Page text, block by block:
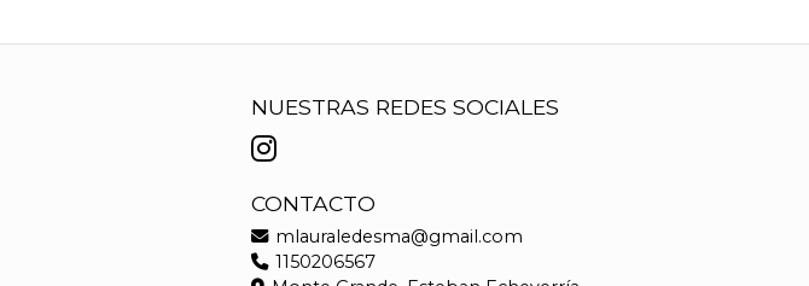
NUESTRAS REDES SOCIALES
CONTACTO
mlauraledesma@gmail.com
1150206567